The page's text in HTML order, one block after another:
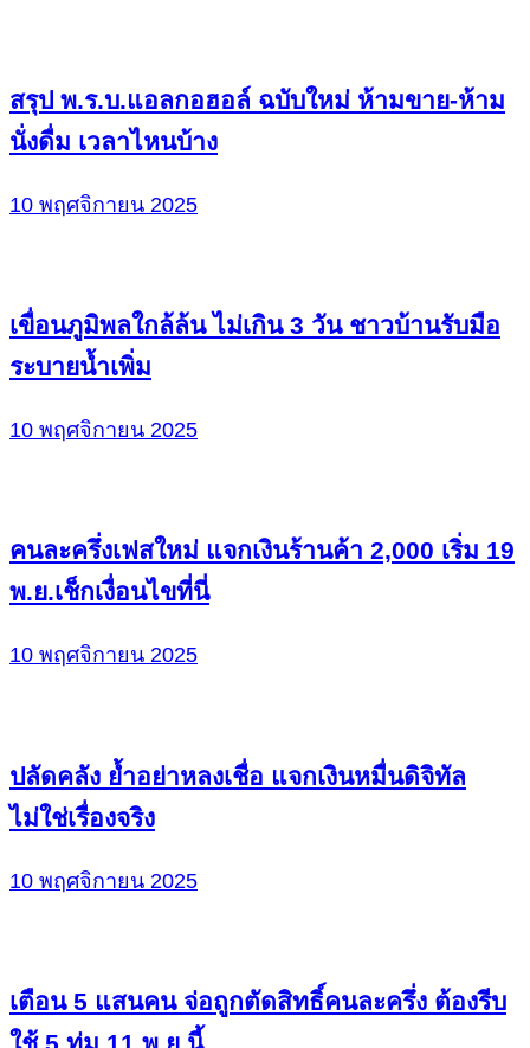
สรุป พ.ร.บ.แอลกอฮอล์ ฉบับใหม่ ห้ามขาย-ห้าม
นั่งดื่ม เวลาไหนบ้าง
10 พฤศจิกายน 2025
เขื่อนภูมิพลใกล้ล้น ไม่เกิน 3 วัน ชาวบ้านรับมือ
ระบายน้ำเพิ่ม
10 พฤศจิกายน 2025
คนละครึ่งเฟสใหม่ แจกเงินร้านค้า 2,000 เริ่ม 19
พ.ย.เช็กเงื่อนไขที่นี่
10 พฤศจิกายน 2025
ปลัดคลัง ย้ำอย่าหลงเชื่อ แจกเงินหมื่นดิจิทัล
ไม่ใช่เรื่องจริง
10 พฤศจิกายน 2025
เตือน 5 แสนคน จ่อถูกตัดสิทธิ์คนละครึ่ง ต้องรีบ
ใช้ 5 ทุ่ม 11 พ.ย.นี้